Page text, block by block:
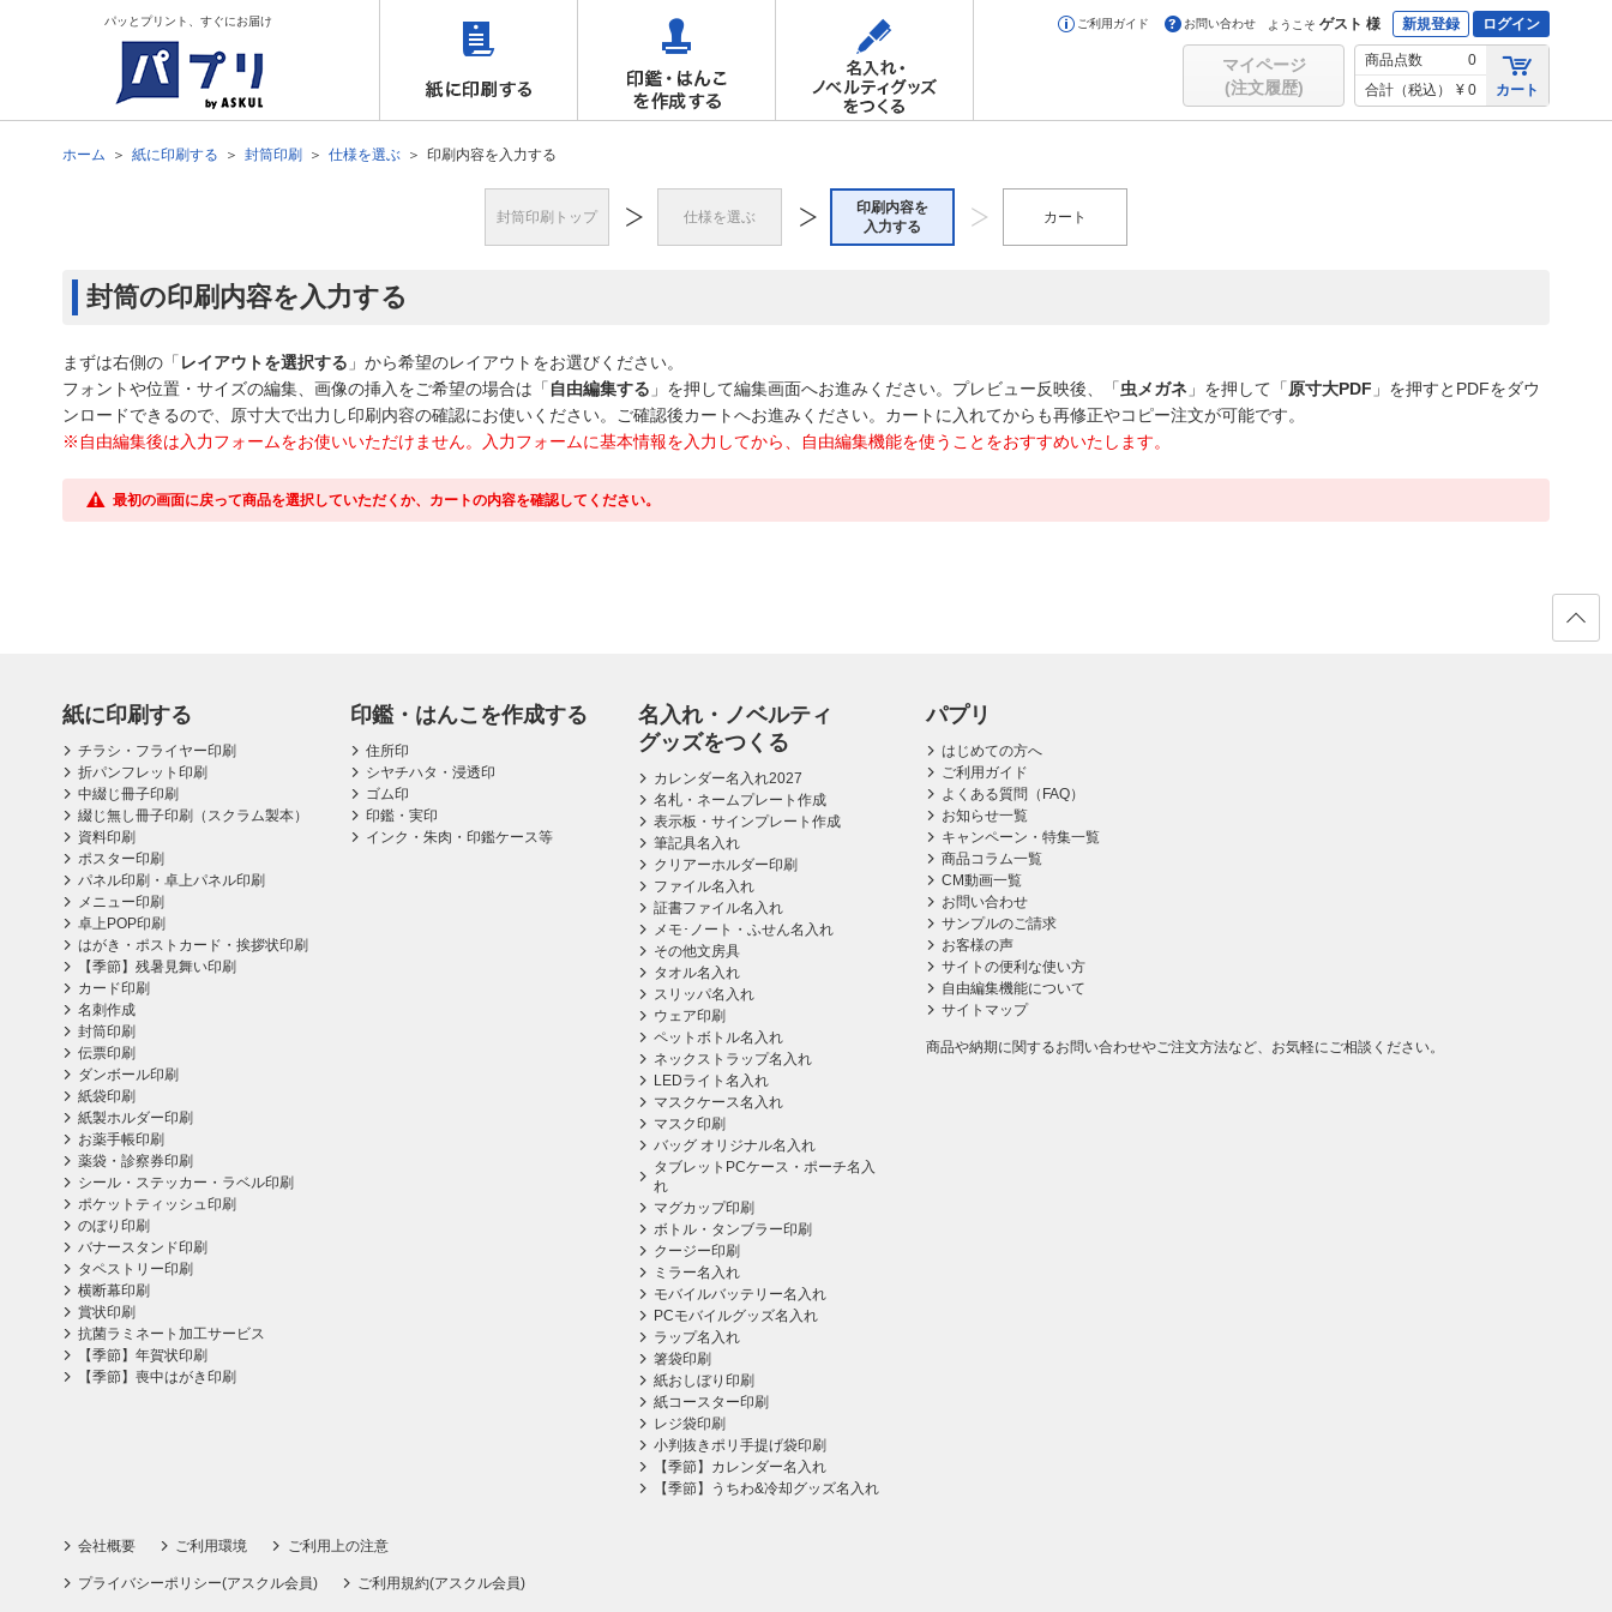
パッとプリント、すぐにお届け ご利用ガイド お問い合わせ ようこそ ゲスト 様 新規登録 ログイン
マイページ
(注文履歴)
商品点数
0
合計（税込）
¥ 0 カート
ホーム 紙に印刷する 封筒印刷 仕様を選ぶ 印刷内容を入力する
封筒印刷トップ 仕様を選ぶ
印刷内容を
入力する
カート
封筒の印刷内容を入力する
まずは右側の「 レイアウトを選択する 」から希望のレイアウトをお選びください。
フォントや位置・サイズの編集、画像の挿入をご希望の場合は「 自由編集する 」を押して編集画面へお進みください。プレビュー反映後、「虫メガネ 」を押して「原寸大PDF 」を押すとPDFをダウ
ンロードできるので、原寸大で出力し印刷内容の確認にお使いください。ご確認後カートへお進みください。カートに入れてからも再修正やコピー注文が可能です。
※自由編集後は入力フォームをお使いいただけません。入力フォームに基本情報を入力してから、自由編集機能を使うことをおすすめいたします。
最初の画面に戻って商品を選択していただくか、カートの内容を確認してください。
紙に印刷する
チラシ・フライヤー印刷
折パンフレット印刷
中綴じ冊子印刷
綴じ無し冊子印刷（スクラム製本）
資料印刷
ポスター印刷
パネル印刷・卓上パネル印刷
メニュー印刷
卓上POP印刷
はがき・ポストカード・挨拶状印刷
【季節】残暑見舞い印刷
カード印刷
名刺作成
封筒印刷
伝票印刷
ダンボール印刷
紙袋印刷
紙製ホルダー印刷
お薬手帳印刷
薬袋・診察券印刷
シール・ステッカー・ラベル印刷
ポケットティッシュ印刷
のぼり印刷
バナースタンド印刷
タペストリー印刷
横断幕印刷
賞状印刷
抗菌ラミネート加工サービス
【季節】年賀状印刷
【季節】喪中はがき印刷
印鑑・はんこを作成する
住所印
シヤチハタ・浸透印
ゴム印
印鑑・実印
インク・朱肉・印鑑ケース等
名入れ・ノベルティ
グッズをつくる
カレンダー名入れ2027
名札・ネームプレート作成
表示板・サインプレート作成
筆記具名入れ
クリアーホルダー印刷
ファイル名入れ
証書ファイル名入れ
メモ･ノート・ふせん名入れ
その他文房具
タオル名入れ
スリッパ名入れ
ウェア印刷
ペットボトル名入れ
ネックストラップ名入れ
LEDライト名入れ
マスクケース名入れ
マスク印刷
バッグ オリジナル名入れ
タブレットPCケース・ポーチ名入
れ
マグカップ印刷
ボトル・タンブラー印刷
クージー印刷
ミラー名入れ
モバイルバッテリー名入れ
PCモバイルグッズ名入れ
ラップ名入れ
箸袋印刷
紙おしぼり印刷
紙コースター印刷
レジ袋印刷
小判抜きポリ手提げ袋印刷
【季節】カレンダー名入れ
【季節】うちわ&冷却グッズ名入れ
パプリ
はじめての方へ
ご利用ガイド
よくある質問（FAQ）
お知らせ一覧
キャンペーン・特集一覧
商品コラム一覧
CM動画一覧
お問い合わせ
サンプルのご請求
お客様の声
サイトの便利な使い方
自由編集機能について
サイトマップ
商品や納期に関するお問い合わせやご注文方法など、お気軽にご相談ください。
会社概要 ご利用環境 ご利用上の注意
プライバシーポリシー(アスクル会員) ご利用規約(アスクル会員)